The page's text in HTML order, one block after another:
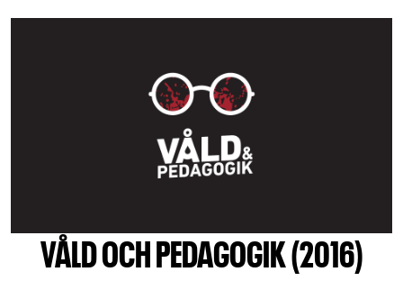
VÅLD OCH PEDAGOGIK (2016)